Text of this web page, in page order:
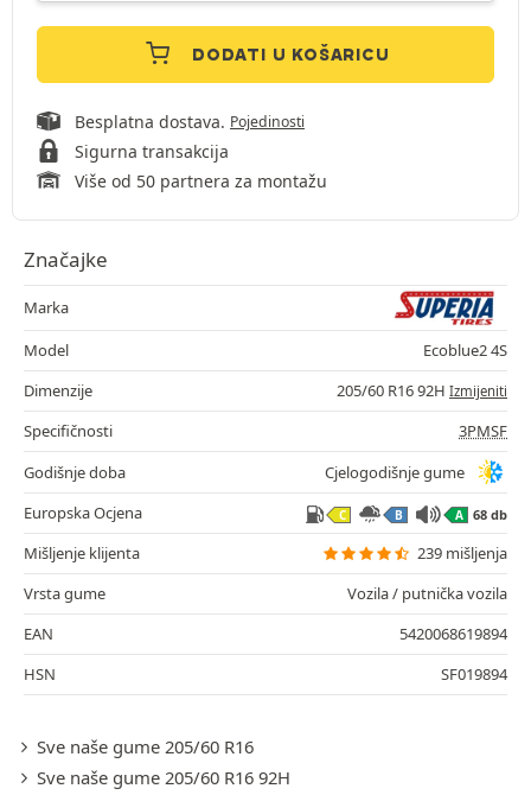
DODATI U KOŠARICU
Besplatna dostava. Pojedinosti
Sigurna transakcija
Više od 50 partnera za montažu
Značajke
Marka
Model
Ecoblue2 4S
Dimenzije
205/60 R16 92H Izmijeniti
Specifičnosti
3PMSF
Godišnje doba
Cjelogodišnje gume
Europska Ocjena
C B A 68 db
Mišljenje klijenta
239 mišljenja
Vrsta gume
Vozila / putnička vozila
EAN
5420068619894
HSN
SF019894
Sve naše gume 205/60 R16
Sve naše gume 205/60 R16 92H